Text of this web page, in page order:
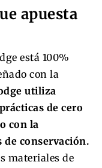
apuesta
está 100%
con la
utiliza
de cero
con la
de conservación.
materiales de